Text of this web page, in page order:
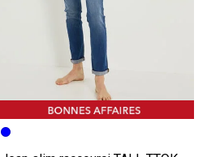
Image précédente
Image suivante